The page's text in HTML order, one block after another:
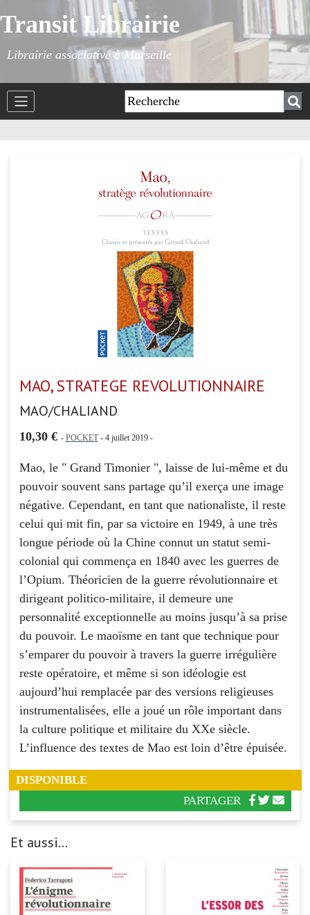
Transit Librairie
Librairie associative à Marseille
MAO, STRATEGE REVOLUTIONNAIRE
MAO/CHALIAND
10,30 € - POCKET- 4 juillet 2019 -
Mao, le " Grand Timonier ", laisse de lui-même et du
pouvoir souvent sans partage qu’il exerça une image
négative. Cependant, en tant que nationaliste, il reste
celui qui mit fin, par sa victoire en 1949, à une très
longue période où la Chine connut un statut semi-
colonial qui commença en 1840 avec les guerres de
l’Opium. Théoricien de la guerre révolutionnaire et
dirigeant politico-militaire, il demeure une
personnalité exceptionnelle au moins jusqu’à sa prise
du pouvoir. Le maoïsme en tant que technique pour
s’emparer du pouvoir à travers la guerre irrégulière
reste opératoire, et même si son idéologie est
aujourd’hui remplacée par des versions religieuses
instrumentalisées, elle a joué un rôle important dans
la culture politique et militaire du XXe siècle.
L’influence des textes de Mao est loin d’être épuisée.
DISPONIBLE
PARTAGER
Et aussi...